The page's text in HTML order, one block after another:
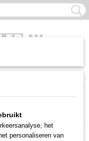
UW WINKELWAGEN
Dormer B442
het
personaliseren van